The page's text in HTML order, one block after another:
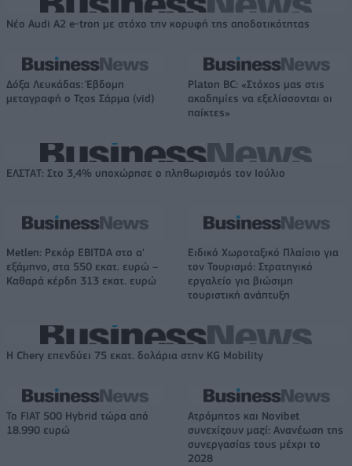
Νέο Audi A2 e-tron με στόχο την κορυφή της αποδοτικότητας
Δόξα Λευκάδας: Έβδομη
μεταγραφή ο Τζος Σάρμα (vid)
Platon BC: «Στόχος μας στις
ακαδημίες να εξελίσσονται οι
παίκτες»
ΕΛΣΤΑΤ: Στο 3,4% υποχώρησε ο πληθωρισμός τον Ιούλιο
Metlen: Ρεκόρ EBITDA στο α'
εξάμηνο, στα 550 εκατ. ευρώ –
Καθαρά κέρδη 313 εκατ. ευρώ
Ειδικό Χωροταξικό Πλαίσιο για
τον Τουρισμό: Στρατηγικό
εργαλείο για βιώσιμη
τουριστική ανάπτυξη
Η Chery επενδύει 75 εκατ. δολάρια στην KG Mobility
Το FIAT 500 Hybrid τώρα από
18.990 ευρώ
Ατρόμητος και Novibet
συνεχίζουν μαζί: Ανανέωση της
συνεργασίας τους μέχρι το
2028